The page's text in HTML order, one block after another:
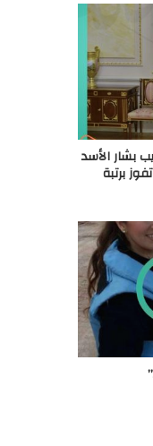
بشار الأسد
برتبة